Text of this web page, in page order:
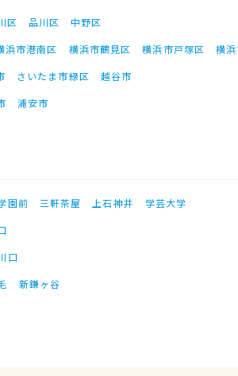
区 品川区
中野区
浜市港南区 横浜市鶴見区 横浜市戸塚区
横
さいたま市緑区
越谷市
浦安市
園前 三軒茶屋 上石神井
学芸大学
口
新鎌ヶ谷